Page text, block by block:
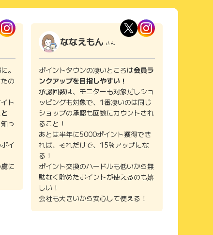
。
の
ト
っ
イ
に
ななえもん さん
ポイントタウンの凄いところは会員ラ
ンクアップを目指しやすい！
承認回数は、モニターも対象だしショ
ッピングも対象で、1番凄いのは同じ
ショップの承認も回数にカウントされ
ること！
あとは半年に5000ポイント獲得でき
れば、それだけで、15%アップにな
る！
ポイント交換のハードルも低いから無
駄なく貯めたポイントが使えるのも嬉
しい！
会社も大きいから安心して使える！